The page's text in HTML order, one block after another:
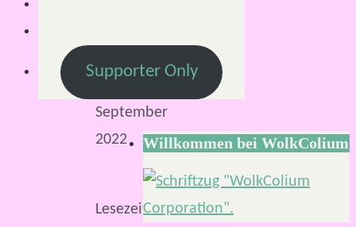
September
2022
Lesezeit:
Supporter Only
Willkommen bei WolkColium